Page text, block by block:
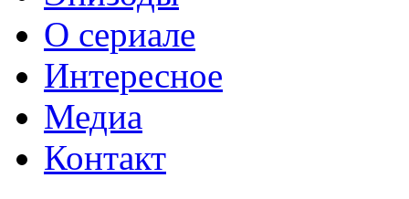
О сериале
Интересное
Медиа
Контакт